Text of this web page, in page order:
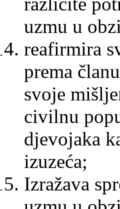
uzmu u
reafirmira
prema
svoje
civilnu
djevojaka
izuzeća;
Izražava